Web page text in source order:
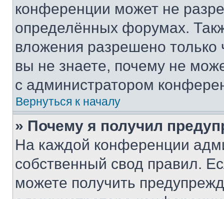
конференции может не
определённых форумах.
вложения разрешено
вы не знаете, почему не
с администратором
Вернуться к началу
» Почему я получил
На каждой конференции
собственный свод правил.
можете получить